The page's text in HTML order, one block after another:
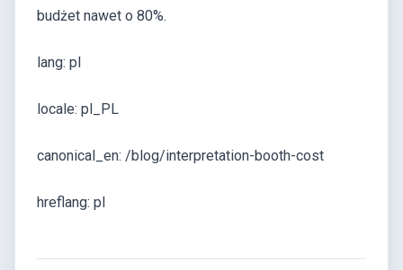
budżet nawet o 80%.
lang: pl
locale: pl_PL
canonical_en: /blog/interpretation-booth-cost
hreflang: pl